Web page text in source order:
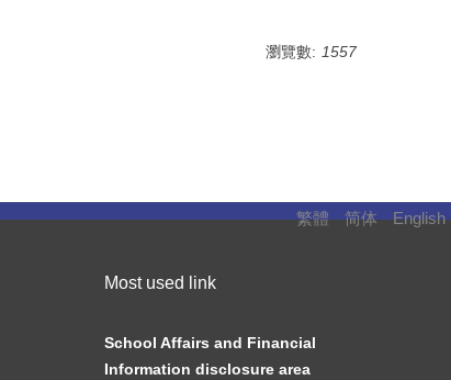
瀏覽數: 1557
繁體 简体 English
Most used link
School Affairs and Financial
Information disclosure area